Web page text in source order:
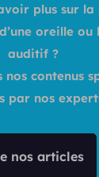
plus sur
oreille ou
auditif ?
nos contenus
par nos
nos articles